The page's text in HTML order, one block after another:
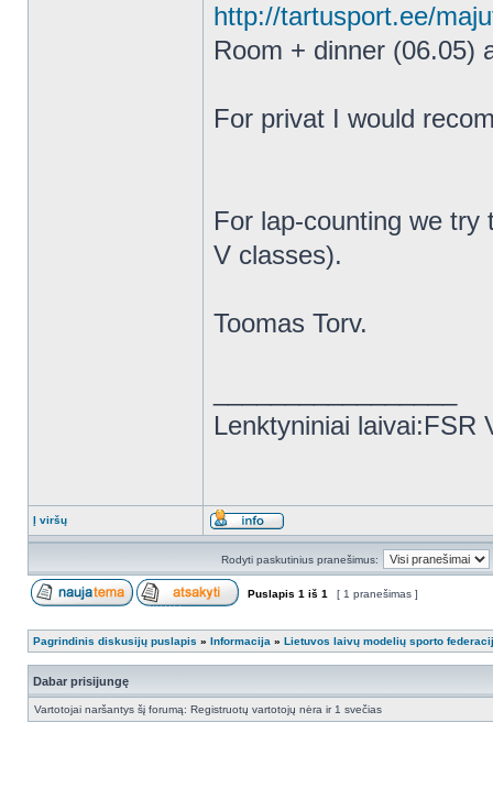
http://tartusport.ee/
Room + dinner (06.05)
For privat I would
For lap-counting we
V classes).
Toomas Torv.
Lenktyniniai laivai:FSR
Į viršų
Rodyti paskutinius pranešimus:
Puslapis 1 iš 1 [ 1 pranešimas ]
Pagrindinis diskusijų puslapis » Informacija » Lietuvos laivų modelių sporto
Dabar prisijungę
Vartotojai naršantys šį forumą: Registruotų vartotojų nėra ir 1 svečias